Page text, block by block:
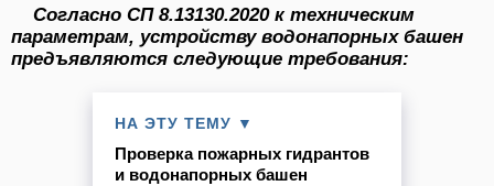
Согласно СП 8.13130.2020 к техническим
параметрам, устройству водонапорных башен
предъявляются следующие требования:
НА ЭТУ ТЕМУ ▼
Проверка пожарных гидрантов
и водонапорных башен